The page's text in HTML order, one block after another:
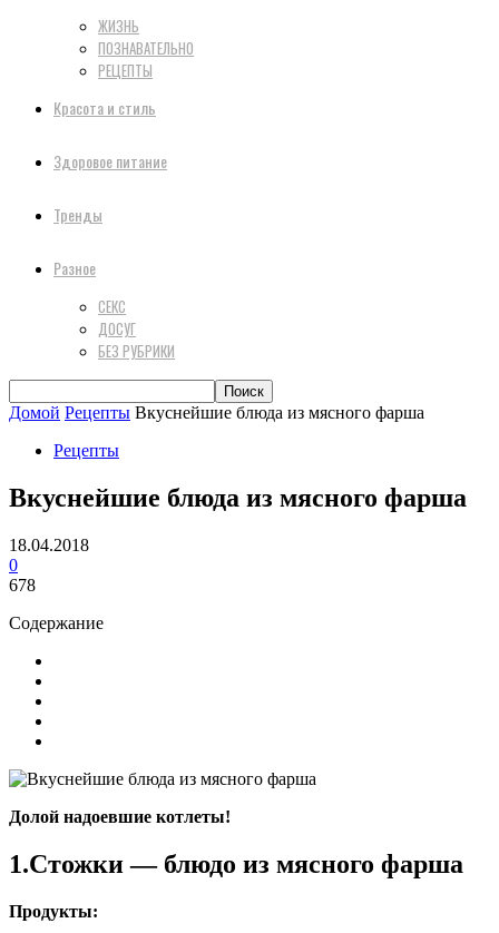
ЖИЗНЬ
ПОЗНАВАТЕЛЬНО
РЕЦЕПТЫ
Красота и стиль
Здоровое питание
Тренды
Разное
СЕКС
ДОСУГ
БЕЗ РУБРИКИ
Домой Рецепты Вкуснейшие блюда из мясного фарша
Рецепты
Вкуснейшие блюда из мясного фарша
18.04.2018
0
678
Содержание
Долой надоевшие котлеты!
1.Стожки — блюдо из мясного фарша
Продукты: